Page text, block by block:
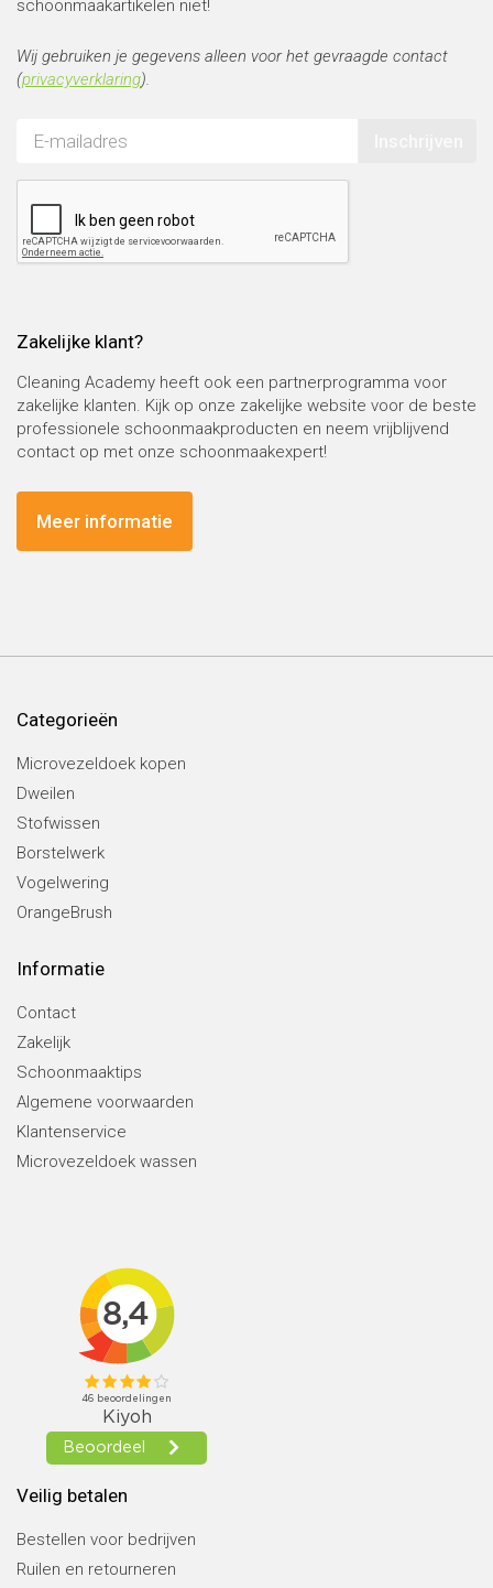
schoonmaakartikelen niet!
Wij gebruiken je gegevens alleen voor het gevraagde contact
(privacyverklaring).
Zakelijke klant?
Cleaning Academy heeft ook een partnerprogramma voor
zakelijke klanten. Kijk op onze zakelijke website voor de beste
professionele schoonmaakproducten en neem vrijblijvend
contact op met onze schoonmaakexpert!
Meer informatie
Categorieën
Microvezeldoek kopen
Dweilen
Stofwissen
Borstelwerk
Vogelwering
OrangeBrush
Informatie
Contact
Zakelijk
Schoonmaaktips
Algemene voorwaarden
Klantenservice
Microvezeldoek wassen
Veilig betalen
Bestellen voor bedrijven
Ruilen en retourneren